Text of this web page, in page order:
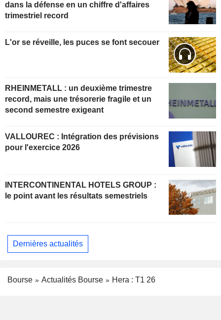
dans la défense en un chiffre d'affaires
trimestriel record
L'or se réveille, les puces se font secouer
RHEINMETALL : un deuxième trimestre
record, mais une trésorerie fragile et un
second semestre exigeant
VALLOUREC : Intégration des prévisions
pour l'exercice 2026
INTERCONTINENTAL HOTELS GROUP :
le point avant les résultats semestriels
Dernières actualités
Bourse Actualités Bourse Hera : T1 26